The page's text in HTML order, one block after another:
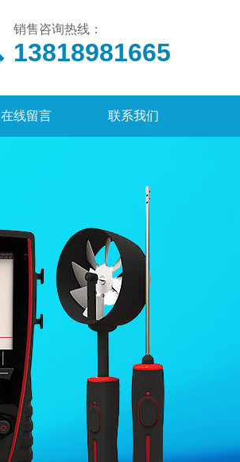
销售咨询热线：
13818981665
在线留言 联系我们